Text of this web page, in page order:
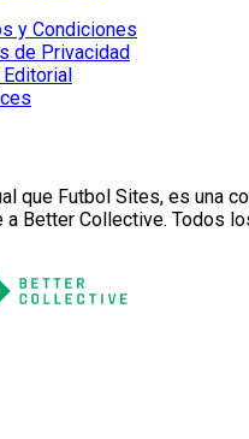
y Condiciones
de Privacidad
que Futbol Sites, es una
a Better Collective. Todos